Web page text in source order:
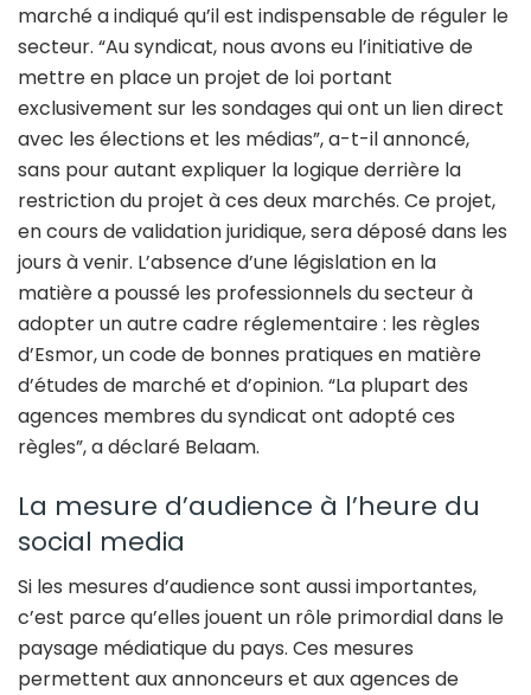
marché a indiqué qu’il est indispensable de réguler le
secteur. “Au syndicat, nous avons eu l’initiative de
mettre en place un projet de loi portant
exclusivement sur les sondages qui ont un lien direct
avec les élections et les médias”, a-t-il annoncé,
sans pour autant expliquer la logique derrière la
restriction du projet à ces deux marchés. Ce projet,
en cours de validation juridique, sera déposé dans les
jours à venir. L’absence d’une législation en la
matière a poussé les professionnels du secteur à
adopter un autre cadre réglementaire : les règles
d’Esmor, un code de bonnes pratiques en matière
d’études de marché et d’opinion. “La plupart des
agences membres du syndicat ont adopté ces
règles”, a déclaré Belaam.
La mesure d’audience à l’heure du
social media
Si les mesures d’audience sont aussi importantes,
c’est parce qu’elles jouent un rôle primordial dans le
paysage médiatique du pays. Ces mesures
permettent aux annonceurs et aux agences de